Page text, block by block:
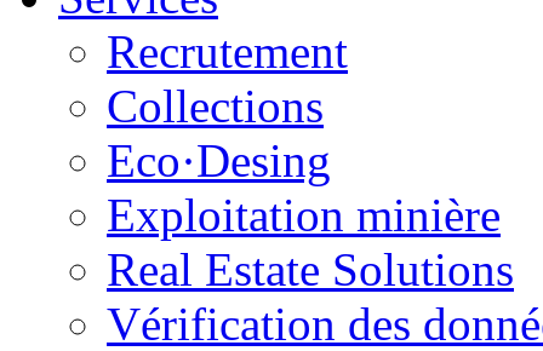
Recrutement
Collections
Eco·Desing
Exploitation minière
Real Estate Solutions
Vérification des